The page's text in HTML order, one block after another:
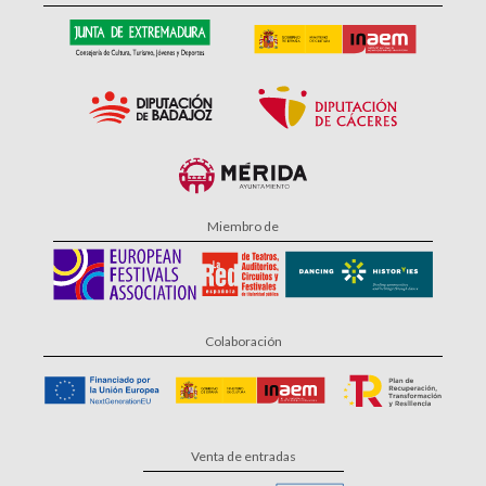
Miembro de
Colaboración
Venta de entradas